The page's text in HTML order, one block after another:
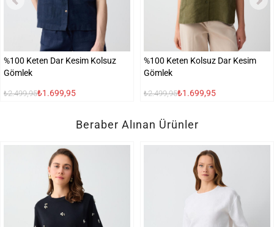
%100 Keten Dar Kesim Kolsuz
Gömlek
₺2.499,95₺1.699,95
%100 Keten Kolsuz Dar Kesim
Gömlek
₺2.499,95₺1.699,95
Beraber Alınan Ürünler